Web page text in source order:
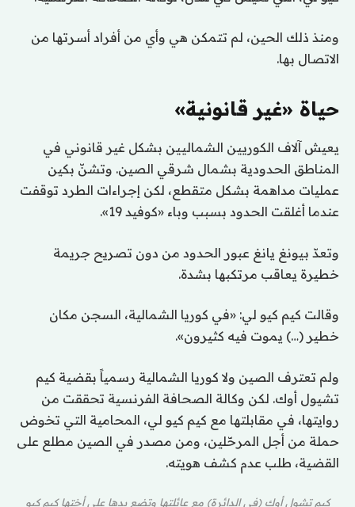
ومنذ ذلك الحين، لم تتمكن هي وأي من أفراد أسرتها من
الاتصال بها.
حياة «غير قانونية»
يعيش آلاف الكوريين الشماليين بشكل غير قانوني في
المناطق الحدودية بشمال شرقي الصين. وتشنّ بكين
عمليات مداهمة بشكل متقطع، لكن إجراءات الطرد توقفت
عندما أغلقت الحدود بسبب وباء «كوفيد 19».
وتعدّ بيونغ يانغ عبور الحدود من دون تصريح جريمة
خطيرة يعاقب مرتكبها بشدة.
وقالت كيم كيو لي: «في كوريا الشمالية، السجن مكان
خطير (…) يموت فيه كثيرون».
ولم تعترف الصين ولا كوريا الشمالية رسمياً بقضية كيم
تشيول أوك. لكن وكالة الصحافة الفرنسية تحققت من
روايتها، في مقابلتها مع كيم كيو لي، المحامية التي تخوض
حملة من أجل المرحّلين، ومن مصدر في الصين مطلع على
القضية، طلب عدم كشف هويته.
كيم تشول أوك (في الدائرة) مع عائلتها وتضع يدها على أختها كيم كيو